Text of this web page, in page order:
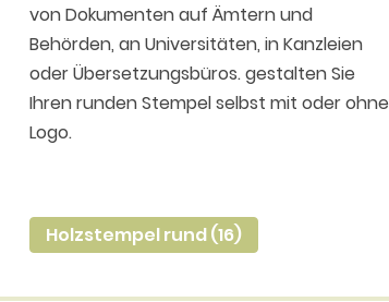
von Dokumenten auf Ämtern und
Behörden, an Universitäten, in Kanzleien
oder Übersetzungsbüros. gestalten Sie
Ihren runden Stempel selbst mit oder ohne
Logo.
Holzstempel rund (16)